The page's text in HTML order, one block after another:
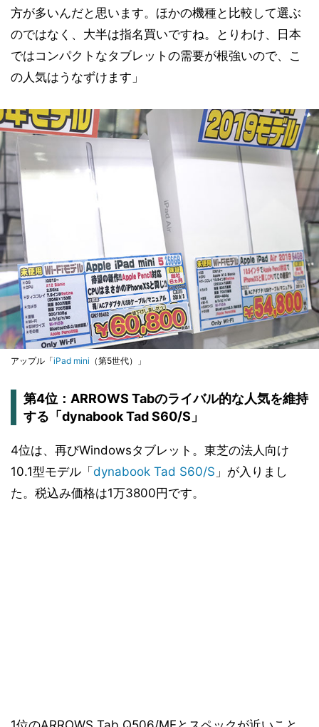
方が多いんだと思います。ほかの機種と比較して選ぶ
のではなく、大半は指名買いですね。とりわけ、日本
ではコンパクトなタブレットの需要が根強いので、こ
の人気はうなずけます」
アップル「iPad mini （第5世代）」
第4位：ARROWS Tabのライバル的な人気を維持
する「dynabook Tad S60/S」
4位は、再びWindowsタブレット。東芝の法人向け
10.1型モデル「 dynabook Tad S60/S 」が入りまし
た。税込み価格は1万3800円です。